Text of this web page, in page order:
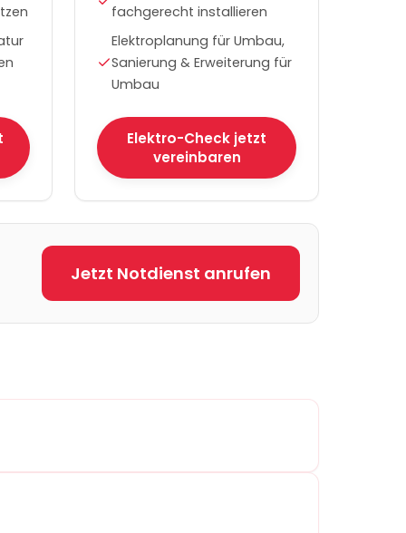
fachgerecht installieren
Elektroplanung für Umbau,
Sanierung & Erweiterung für
Umbau
Elektro-Check jetzt
vereinbaren
Jetzt Notdienst anrufen